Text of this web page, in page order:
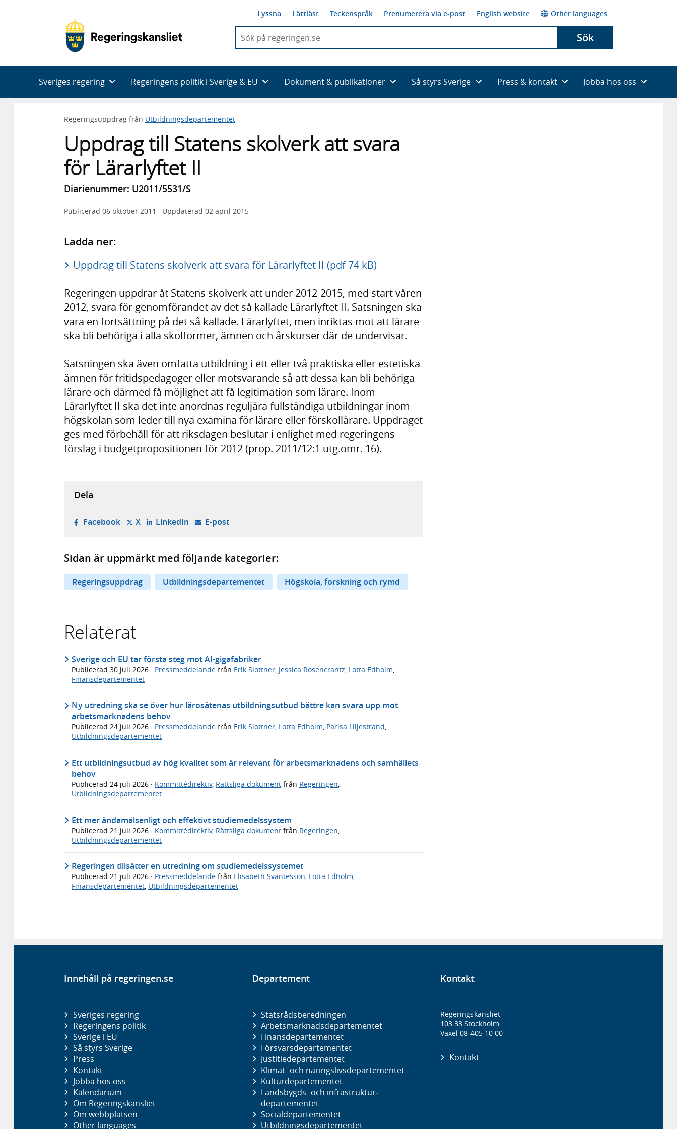
Lyssna Lättläst Teckenspråk Prenumerera via e-post English website Other languages
du
skriva
framträder
en
med
Sök
Sveriges regering Regeringens politik i Sverige & EU Dokument & publikationer Så styrs Sverige Press & kontakt Jobba hos oss
Regeringsuppdrag från Utbildningsdepartementet
Uppdrag till Statens skolverk att svara
för Lärarlyftet II
Diarienummer: U2011/5531/S
Publicerad 06 oktober 2011 Uppdaterad 02 april 2015
Ladda ner:
Uppdrag till Statens skolverk att svara för Lärarlyftet II (pdf 74 kB)
Regeringen uppdrar åt Statens skolverk att under 2012-2015, med start våren
2012, svara för genomförandet av det så kallade Lärarlyftet II. Satsningen ska
vara en fortsättning på det så kallade. Lärarlyftet, men inriktas mot att lärare
ska bli behöriga i alla skolformer, ämnen och årskurser där de undervisar.
Satsningen ska även omfatta utbildning i ett eller två praktiska eller estetiska
ämnen för fritidspedagoger eller motsvarande så att dessa kan bli behöriga
lärare och därmed få möjlighet att få legitimation som lärare. Inom
Lärarlyftet II ska det inte anordnas reguljära fullständiga utbildningar inom
högskolan som leder till nya examina för lärare eller förskollärare. Uppdraget
ges med förbehåll för att riksdagen beslutar i enlighet med regeringens
förslag i budgetpropositionen för 2012 (prop. 2011/12:1 utg.omr. 16).
Dela
Facebook- öppnas i ny flik, extern webbplats,
X- öppnas i ny flik, extern webbplats,
LinkedIn- öppnas i ny flik, extern webbplats,
E-post- öppnar din e-postklient,
Sidan är uppmärkt med följande kategorier:
Regeringsuppdrag Utbildningsdepartementet Högskola, forskning och rymd
Relaterat
Sverige och EU tar första steg mot AI-gigafabriker
Publicerad 30 juli 2026 · Pressmeddelande från Erik Slottner Jessica Rosencrantz Lotta Edholm
Finansdepartementet
Ny utredning ska se över hur lärosätenas utbildningsutbud bättre kan svara upp mot
arbetsmarknadens behov
Publicerad 24 juli 2026 · Pressmeddelande från Erik Slottner, Lotta Edholm, Parisa Liljestrand,
Utbildningsdepartementet
Ett utbildningsutbud av hög kvalitet som är relevant för arbetsmarknadens och samhällets
behov
Publicerad 24 juli 2026 · Kommittédirektiv, Rättsliga dokument från Regeringen,
Utbildningsdepartementet
Ett mer ändamålsenligt och effektivt studiemedelssystem
Publicerad 21 juli 2026 · Kommittédirektiv, Rättsliga dokument från Regeringen
Utbildningsdepartementet
Regeringen tillsätter en utredning om studiemedelssystemet
Publicerad 21 juli 2026 · Pressmeddelande från Elisabeth Svantesson, Lotta Edholm,
Finansdepartementet, Utbildningsdepartementet
Innehåll på regeringen.se
Sveriges regering
Regeringens politik
Sverige i EU
Så styrs Sverige
Press
Kontakt
Jobba hos oss
Kalendarium
Om Regeringskansliet
Om webbplatsen
Other languages
Departement
Statsrådsberedningen
Arbetsmarknads­departementet
Finans­departementet
Försvars­departementet
Justitie­departementet
Klimat- och näringslivs­departementet
Kultur­departementet
Landsbygds- och infrastruktur­
departementet
Social­departementet
Utbildnings­departementet
Kontakt
Regeringskansliet
103 33 Stockholm
Växel 08-405 10 00
Kontakt